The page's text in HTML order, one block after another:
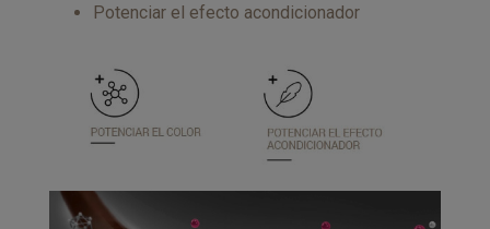
Potenciar el efecto acondicionador